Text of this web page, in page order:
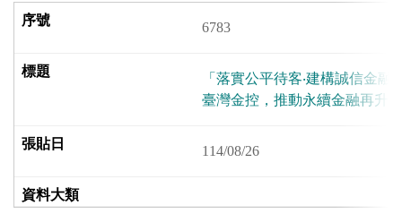
6783
「落實公平待客‧建構誠信金
臺灣金控，推動永續金融再升
114/08/26